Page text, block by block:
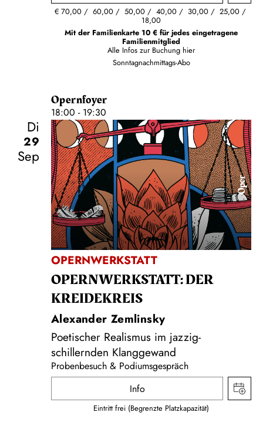
€ 70,00 60,00 50,00 40,00 30,00 25,00
18,00
Mit der Familienkarte 10 € für jedes eingetragene
Familienmitglied
Alle Infos zur Buchung hier
Sonntagnachmittags-Abo
Opernfoyer
18:00 - 19:30
Di
29
Sep
Oper
OPERNWERKSTATT
OPERNWERKSTATT: DER
KREIDEKREIS
Alexander Zemlinsky
Poetischer Realismus im jazzig-
schillernden Klanggewand
Probenbesuch & Podiumsgespräch
Info
Eintritt frei (Begrenzte Platzkapazität)